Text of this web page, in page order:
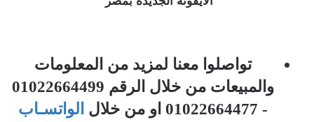
تواصلوا معنا لمزيد من المعلومات
والمبيعات من خلال الرقم 01022664499
- 01022664477 او من خلال
الواتسـاب